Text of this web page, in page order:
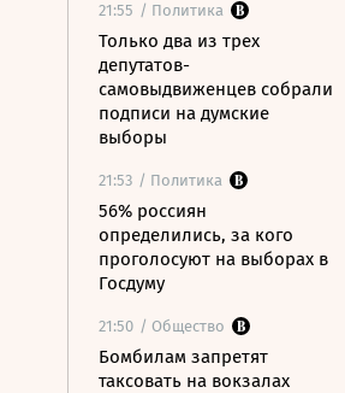
21:55 / Политика
Только два из трех
депутатов-
самовыдвиженцев собрали
подписи на думские
выборы
21:53 / Политика
56% россиян
определились, за кого
проголосуют на выборах в
Госдуму
21:50 / Общество
Бомбилам запретят
таксовать на вокзалах